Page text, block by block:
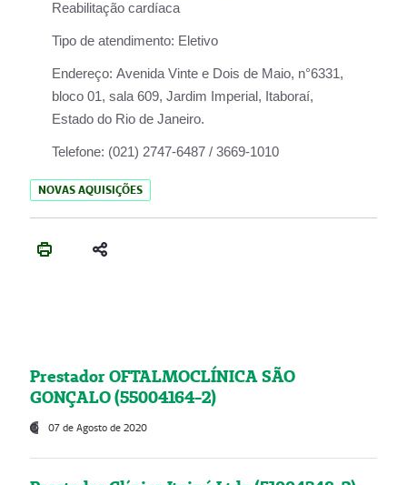
Reabilitação cardíaca
Tipo de atendimento: Eletivo
Endereço: Avenida Vinte e Dois de Maio, n°6331,
bloco 01, sala 609, Jardim Imperial, Itaboraí,
Estado do Rio de Janeiro.
Telefone: (021) 2747-6487 / 3669-1010
NOVAS AQUISIÇÕES
Prestador OFTALMOCLÍNICA SÃO
GONÇALO (55004164-2)
07 de Agosto de 2020